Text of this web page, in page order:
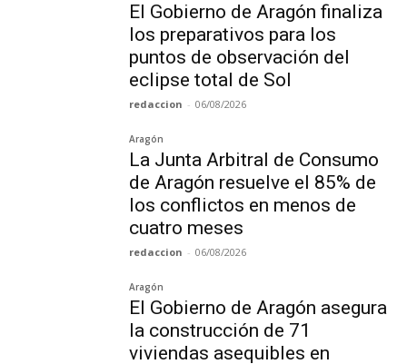
El Gobierno de Aragón finaliza
los preparativos para los
puntos de observación del
eclipse total de Sol
redaccion - 06/08/2026
Aragón
La Junta Arbitral de Consumo
de Aragón resuelve el 85% de
los conflictos en menos de
cuatro meses
redaccion - 06/08/2026
Aragón
El Gobierno de Aragón asegura
la construcción de 71
viviendas asequibles en